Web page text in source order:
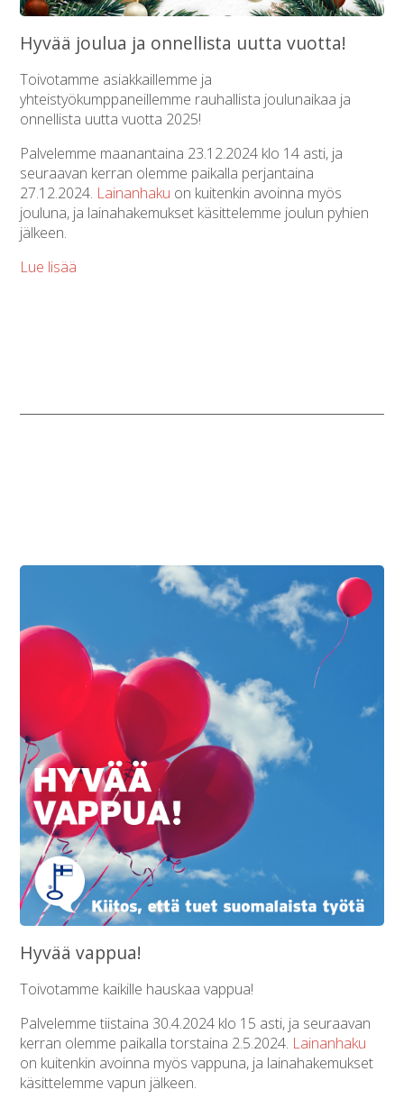
Hyvää joulua ja onnellista uutta vuotta!
Toivotamme asiakkaillemme ja
yhteistyökumppaneillemme rauhallista joulunaikaa ja
onnellista uutta vuotta 2025!
Palvelemme maanantaina 23.12.2024 klo 14 asti, ja
seuraavan kerran olemme paikalla perjantaina
27.12.2024. Lainanhaku on kuitenkin avoinna myös
jouluna, ja lainahakemukset käsittelemme joulun pyhien
jälkeen.
Lue lisää
Hyvää vappua!
Toivotamme kaikille hauskaa vappua!
Palvelemme tiistaina 30.4.2024 klo 15 asti, ja seuraavan
kerran olemme paikalla torstaina 2.5.2024. Lainanhaku
on kuitenkin avoinna myös vappuna, ja lainahakemukset
käsittelemme vapun jälkeen.